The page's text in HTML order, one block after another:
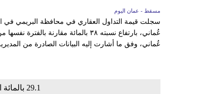
مسقط - عمان اليوم
عُماني، وفق ما أشارت إليه البيانات الصادرة من
29.1 بالمائة ارتفاعٌ في التداول العقاري بسلطنة عُمان